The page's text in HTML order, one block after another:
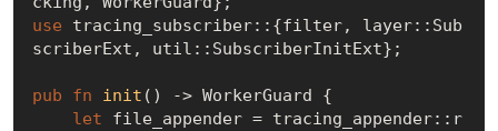
use tracing_subscriber::{filter, layer::Sub
scriberExt, util::SubscriberInitExt};
pub fn init () -> WorkerGuard {
let file_appender = tracing_appender::r